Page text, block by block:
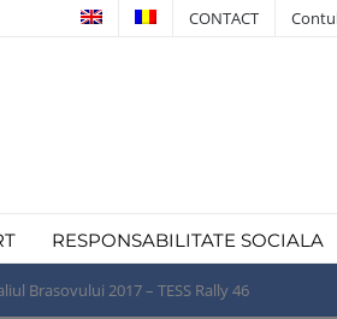
CONTACT
RESPONSABILITATE SOCIALA
Brasovului 2017 – TESS Rally 46